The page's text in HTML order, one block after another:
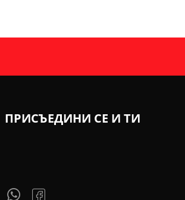
ПРИСЪЕДИНИ СЕ И ТИ